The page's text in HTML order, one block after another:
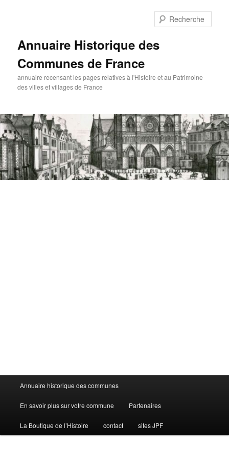
Annuaire Historique des
Communes de France
annuaire recensant les pages relatives à l'Histoire et au Patrimoine
des villes et villages de France
Menu
principal
Annuaire historique des communes
En savoir plus sur votre commune Partenaires
La Boutique de l’Histoire contact sites JPF